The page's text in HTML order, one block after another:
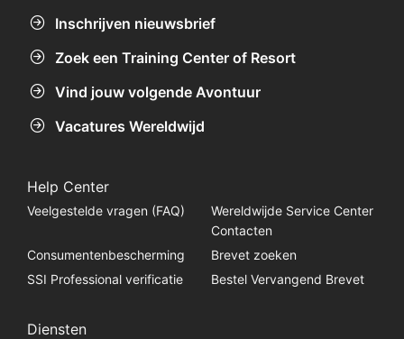
Inschrijven nieuwsbrief
Zoek een Training Center of Resort
Vind jouw volgende Avontuur
Vacatures Wereldwijd
Help Center
Veelgestelde vragen (FAQ)
Wereldwijde Service Center
Contacten
Consumentenbescherming
Brevet zoeken
SSI Professional verificatie
Bestel Vervangend Brevet
Diensten